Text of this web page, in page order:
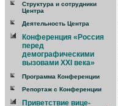
Структура и сотрудники
Центра
Деятельность Центра
Конференция «Россия
перед
демографическими
вызовами XXI века»
Программа Конференции
Репортаж с Конференции
Приветствие вице-